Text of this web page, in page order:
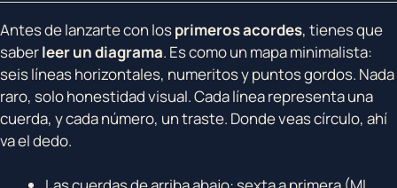
Antes de lanzarte con losprimeros acordes, tienes que
saberleer un diagrama. Es como un mapa minimalista:
seis líneas horizontales, numeritos y puntos gordos. Nada
raro, solo honestidad visual. Cada línea representa una
cuerda, y cada número, un traste. Donde veas círculo, ahí
va el dedo.